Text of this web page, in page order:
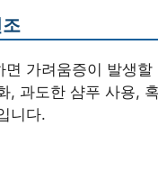
면 가려움증이 발생할
, 과도한 샴푸 사용,
니다.